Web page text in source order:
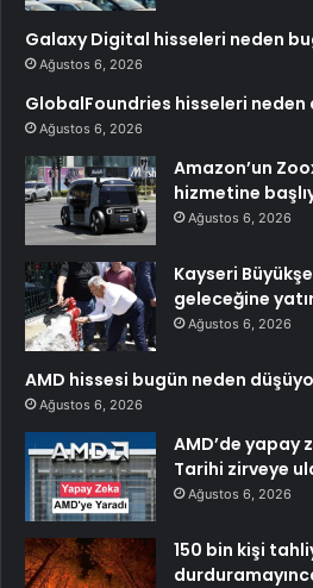
Galaxy Digital hisseleri neden
Ağustos 6, 2026
GlobalFoundries hisseleri neden
Ağustos 6, 2026
Amazon’un
hizmetine
Ağustos 6, 2026
Kayseri
geleceğine
Ağustos 6, 2026
AMD hissesi bugün neden
Ağustos 6, 2026
AMD’de yapay
Tarihi zirveye
Ağustos 6, 2026
150 bin kişi